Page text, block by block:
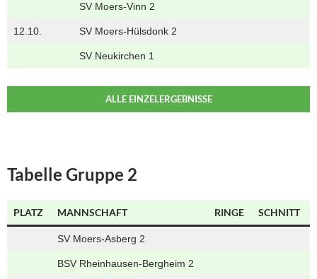
SV Moers-Vinn 2
12.10. SV Moers-Hülsdonk 2
SV Neukirchen 1
ALLE EINZELERGEBNISSE
Tabelle Gruppe 2
PLATZ MANNSCHAFT RINGE SCHNITT
SV Moers-Asberg 2
BSV Rheinhausen-Bergheim 2